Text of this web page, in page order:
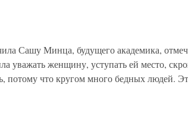
Сашу Минца, будущего академика,
уважать женщину, уступать ей место,
потому что кругом много бедных людей.